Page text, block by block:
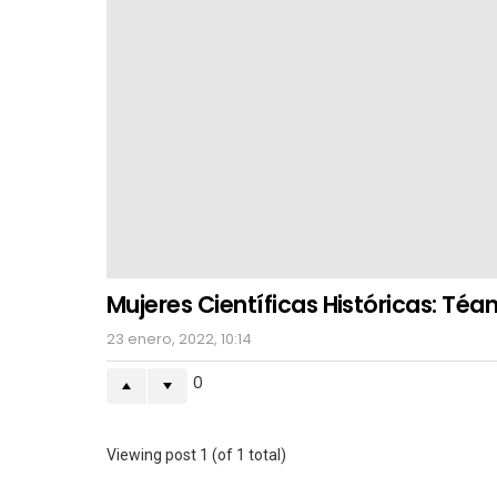
Mujeres Científicas Históricas:
23 enero, 2022, 10:14
0
Viewing post 1 (of 1 total)